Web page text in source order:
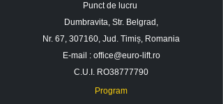
Punct de lucru
Dumbravita, Str. Belgrad,
Nr. 67, 307160, Jud. Timiș, Romania
E-mail : office@euro-lift.ro
C.U.I. RO38777790
Program